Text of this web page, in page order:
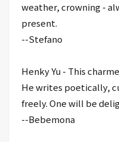
weather, crowning -
present.
--Stefano
Henky Yu - This
He writes poetically,
freely. One will be
--Bebemona